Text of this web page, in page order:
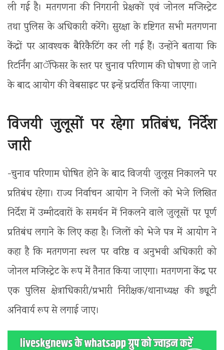
ली गई है। मतगणना की निगरानी प्रेक्षकों एवं जोनल मजिस्ट्रेट
तथा पुलिस के अधिकारी करेंगे। सुरक्षा के दृष्टिगत सभी मतगणना
केंद्रों पर आवश्यक बैरिकैटिंग कर ली गई हैं। उन्होंने बताया कि
रिटर्निंग आॅफिसर के स्तर पर चुनाव परिणाम की घोषणा हो जाने
के बाद आयोग की वेबसाइट पर इन्हें प्रदर्शित किया जाएगा।
विजयी जुलूसों पर रहेगा प्रतिबंध, निर्देश
जारी
-चुनाव परिणाम घोषित होने के बाद विजयी जुलूस निकालने पर
प्रतिबंध रहेगा। राज्य निर्वाचन आयोग ने जिलों को भेजे लिखित
निर्देश में उम्मीदवारों के समर्थन में निकलने वाले जुलूसों पर पूर्ण
प्रतिबंध लगाने के लिए कहा है। जिलों को भेजे पत्र में आयोग ने
कहा है कि मतगणना स्थल पर वरिष्ठ व अनुभवी अधिकारी को
जोनल मजिस्ट्रेट के रूप में तैनात किया जाएगा। मतगणना केंद्र पर
एक पुलिस क्षेत्राधिकारी/प्रभारी निरीक्षक/थानाध्यक्ष की ड्यूूटी
अनिवार्य रूप से लगाई जाए।